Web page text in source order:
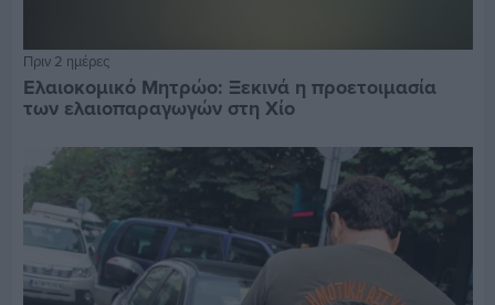
Πριν 2 ημέρες
Ελαιοκομικό Μητρώο: Ξεκινά η προετοιμασία
των ελαιοπαραγωγών στη Χίο